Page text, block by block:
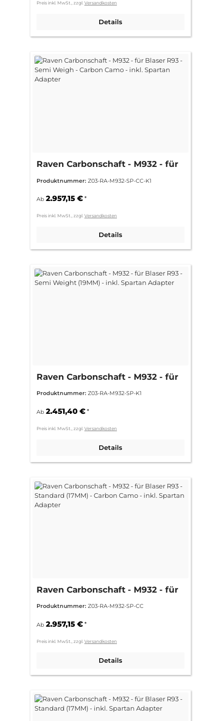
Preis inkl. MwSt., zzgl. Versandkosten
Details
Raven Carbonschaft - M932 - für
Carbon Camo - inkl. Spartan
Adapter
Produktnummer: Z03-RA-M932-SP-CC-K1
Ab 2.957,15 € *
Preis inkl. MwSt., zzgl. Versandkosten
Details
Raven Carbonschaft - M932 - für
- inkl. Spartan Adapter
Produktnummer: Z03-RA-M932-SP-K1
Ab 2.451,40 € *
Preis inkl. MwSt., zzgl. Versandkosten
Details
Raven Carbonschaft - M932 - für
Carbon Camo - inkl. Spartan
Adapter
Produktnummer: Z03-RA-M932-SP-CC
Ab 2.957,15 € *
Preis inkl. MwSt., zzgl. Versandkosten
Details